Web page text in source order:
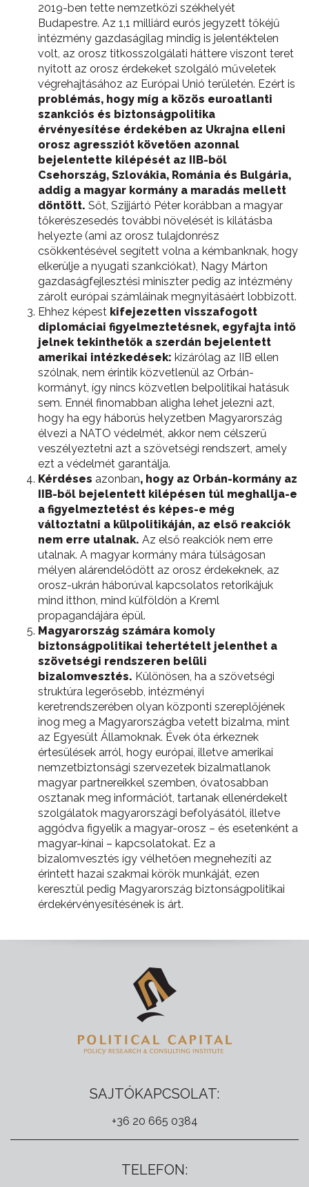
2019-ben tette nemzetközi székhelyét
Budapestre. Az 1,1 milliárd eurós jegyzett tőkéjű
intézmény gazdaságilag mindig is jelentéktelen
volt, az orosz titkosszolgálati háttere viszont teret
nyitott az orosz érdekeket szolgáló műveletek
végrehajtásához az Európai Unió területén. Ezért is
problémás, hogy míg a közös euroatlanti
szankciós és biztonságpolitika
érvényesítése érdekében az Ukrajna elleni
orosz agressziót követően azonnal
bejelentette kilépését az IIB-ből
Csehország, Szlovákia, Románia és Bulgária,
addig a magyar kormány a maradás mellett
döntött. Sőt, Szijjártó Péter korábban a magyar
tőkerészesedés további növelését is kilátásba
helyezte (ami az orosz tulajdonrész
csökkentésével segített volna a kémbanknak, hogy
elkerülje a nyugati szankciókat), Nagy Márton
gazdaságfejlesztési miniszter pedig az intézmény
zárolt európai számláinak megnyitásáért lobbizott.
Ehhez képest kifejezetten visszafogott
diplomáciai figyelmeztetésnek, egyfajta intő
jelnek tekinthetők a szerdán bejelentett
amerikai intézkedések: kizárólag az IIB ellen
szólnak, nem érintik közvetlenül az Orbán-
kormányt, így nincs közvetlen belpolitikai hatásuk
sem. Ennél finomabban aligha lehet jelezni azt,
hogy ha egy háborús helyzetben Magyarország
élvezi a NATO védelmét, akkor nem célszerű
veszélyeztetni azt a szövetségi rendszert, amely
ezt a védelmét garantálja.
Kérdéses azonban, hogy az Orbán-kormány az
IIB-ből bejelentett kilépésen túl meghallja-e
a figyelmeztetést és képes-e még
változtatni a külpolitikáján, az első reakciók
nem erre utalnak. Az első reakciók nem erre
utalnak. A magyar kormány mára túlságosan
mélyen alárendelődött az orosz érdekeknek, az
orosz-ukrán háborúval kapcsolatos retorikájuk
mind itthon, mind külföldön a Kreml
propagandájára épül.
Magyarország számára komoly
biztonságpolitikai tehertételt jelenthet a
szövetségi rendszeren belüli
bizalomvesztés. Különösen, ha a szövetségi
struktúra legerősebb, intézményi
keretrendszerében olyan központi szereplőjének
inog meg a Magyarországba vetett bizalma, mint
az Egyesült Államoknak. Évek óta érkeznek
értesülések arról, hogy európai, illetve amerikai
nemzetbiztonsági szervezetek bizalmatlanok
magyar partnereikkel szemben, óvatosabban
osztanak meg információt, tartanak ellenérdekelt
szolgálatok magyarországi befolyásától, illetve
aggódva figyelik a magyar-orosz – és esetenként a
magyar-kínai – kapcsolatokat. Ez a
bizalomvesztés így vélhetően megnehezíti az
érintett hazai szakmai körök munkáját, ezen
keresztül pedig Magyarország biztonságpolitikai
érdekérvényesítésének is árt.
SAJTÓKAPCSOLAT:
+36 20 665 0384
TELEFON: